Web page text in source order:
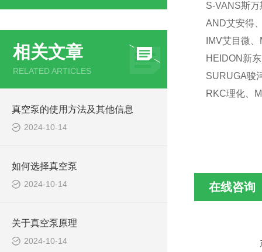
相关文章
RELATED ARTICLES
真空泵的使用方法及其他信息
2024-10-14
如何选择真空泵
2024-10-14
关于真空泵原理
2024-10-14
S-VANS斯
AND艾安得
IMV艾目微
HEIDON新
SURUGA骏
RKC理化、
在线咨询